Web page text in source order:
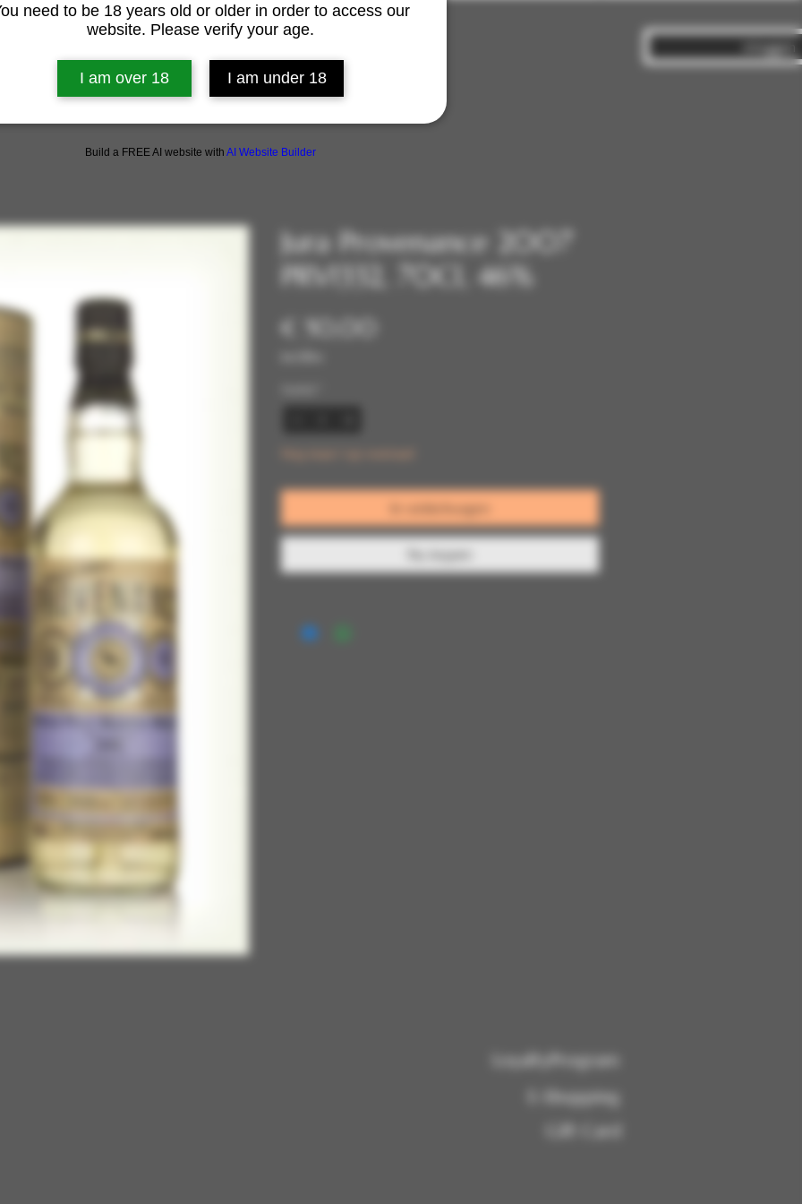
need to be 18 years old or older in order to access our
website. Please verify your age.
I am over 18 I am under 18
Build a FREE AI website with AI Website Builder
Inloggen
Jura Provenance 2007
PRV1332, 70Cl, 46%
€ 50,00
In winkelwagen
Nu kopen
LoyaltyProgram
E-Shopping
Gift Card